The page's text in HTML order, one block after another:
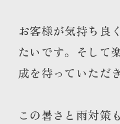
お客様が気持ち良
たいです。そして
成を待っていただ
この暑さと雨対策